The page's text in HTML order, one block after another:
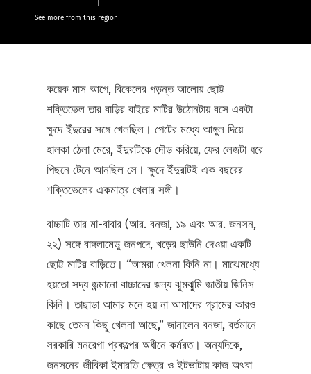
See more from this region
কয়েক মাস আগে, বিকেলের পড়ন্ত আলোয় ছোট্ট
শক্তিভেল তার বাড়ির বাইরে মাটির উঠোনটায় বসে একটা
ক্ষুদে ইঁদুরের সঙ্গে খেলছিল। পেটের মধ্যে আঙ্গুল দিয়ে
হালকা ঠেলা মেরে, ইঁদুরটিকে দৌড় করিয়ে, ফের লেজটা ধরে
পিছনে টেনে আনছিল সে। ক্ষুদে ইঁদুরটিই এক বছরের
শক্তিভেলের একমাত্র খেলার সঙ্গী।
বাচ্চাটি তার মা-বাবার (আর. বনজা, ১৯ এবং আর. জনসন,
২২) সঙ্গে বাঙ্গলামেডু জনপদে, খড়ের ছাউনি দেওয়া একটি
ছোট্ট মাটির বাড়িতে। “আমরা খেলনা কিনি না। মাঝেমধ্যে
হয়তো সদ্য জন্মানো বাচ্চাদের জন্য ঝুমঝুমি জাতীয় জিনিস
কিনি। তাছাড়া আমার মনে হয় না আমাদের গ্রামের কারও
কাছে তেমন কিছু খেলনা আছে,” জানালেন বনজা, বর্তমানে
সরকারি মনরেগা প্রকল্পের অধীনে কর্মরত। অন্যদিকে,
জনসনের জীবিকা ইমারতি ক্ষেত্র ও ইটভাটায় কাজ অথবা